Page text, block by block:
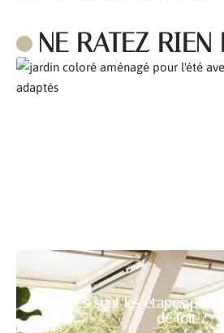
NE RATEZ RIEN
Quelles sont les étapes
de toit ?